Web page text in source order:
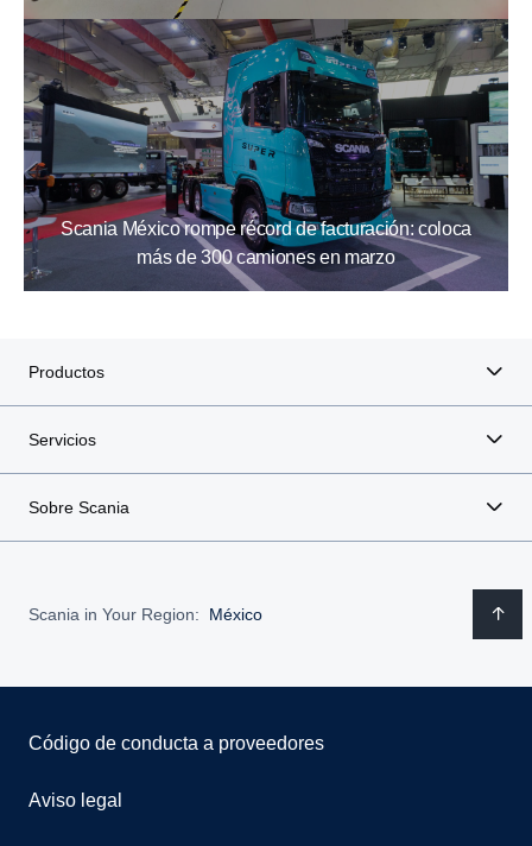
Scania México rompe récord de facturación: coloca
más de 300 camiones en marzo
Productos
Servicios
Sobre Scania
Scania in Your Region: México
Código de conducta a proveedores
Aviso legal